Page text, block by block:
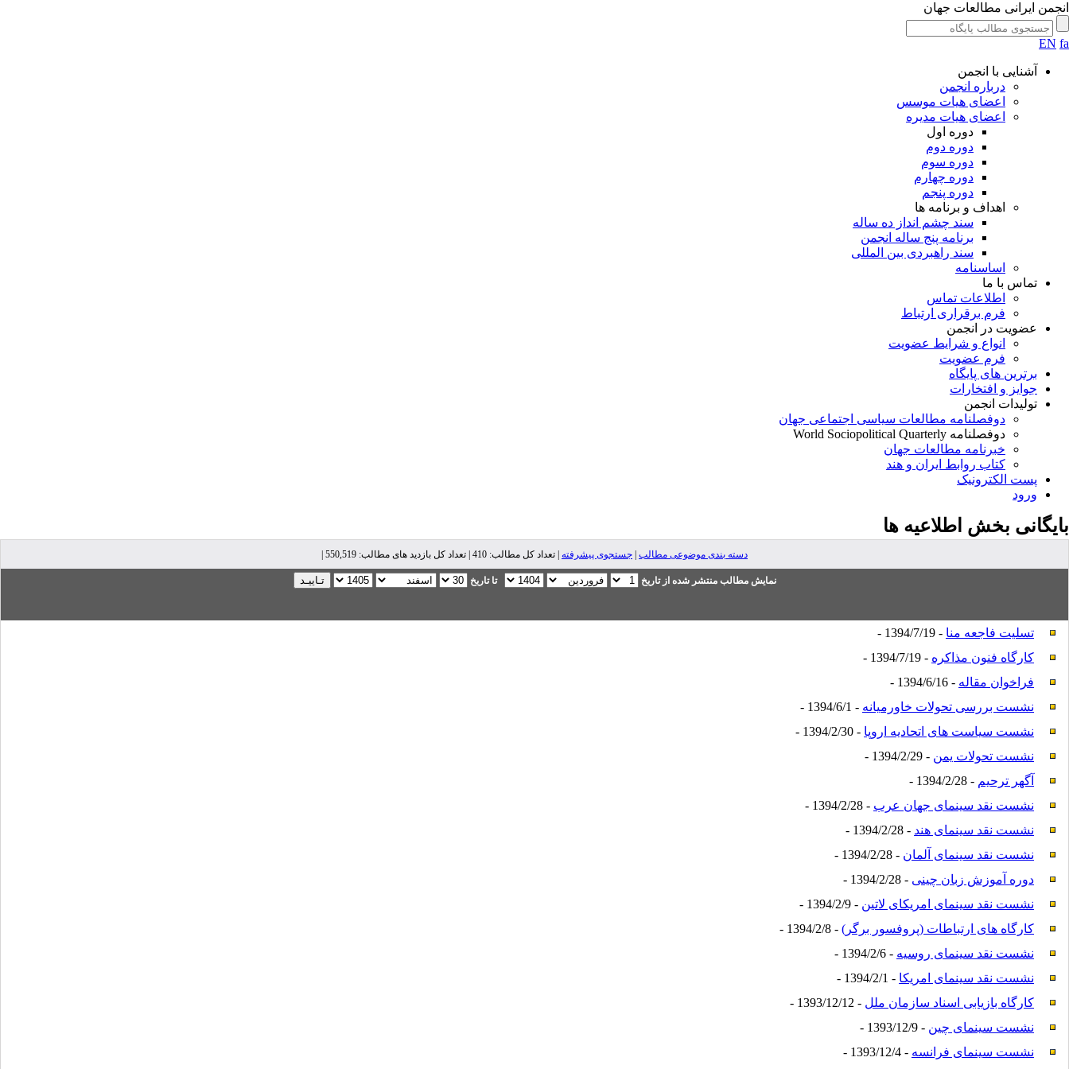
انجمن ایرانی مطالعات جهان
EN fa
آشنایی با انجمن
درباره انجمن
اعضای هیات موسس
اعضای هیات مدیره
دوره اول
دوره دوم
دوره سوم
دوره چهارم
دوره پنجم
اهداف و برنامه ها
سند چشم انداز ده ساله
برنامه پنج ساله انجمن
سند راهبردی بین المللی
اساسنامه
تماس با ما
اطلاعات تماس
فرم برقراری ارتباط
عضویت در انجمن
انواع و شرایط عضویت
فرم عضویت
برترین های پایگاه
جوایز و افتخارات
تولیدات انجمن
دوفصلنامه مطالعات سیاسی اجتماعی جهان
دوفصلنامه World Sociopolitical Quarterly
خبرنامه مطالعات جهان
کتاب روابط ایران و هند
پست الکترونیک
ورود
بایگانی بخش اطلاعیه ها
دسته بندی موضوعی مطالب جستجوی پیشرفته | تعداد کل مطالب: 410 | تعداد کل بازدید های مطالب: 550,519 |
نمایش مطالب منتشر شده از تاریخ تا تاریخ
تسلیت فاجعه منا - 1394/7/19 -
کارگاه فنون مذاکره - 1394/7/19 -
فراخوان مقاله - 1394/6/16 -
نشست بررسی تحولات خاورمیانه - 1394/6/1 -
نشست سیاست های اتحادیه اروپا - 1394/2/30 -
نشست تحولات یمن - 1394/2/29 -
آگهر ترحیم - 1394/2/28 -
نشست نقد سینمای جهان عرب - 1394/2/28 -
نشست نقد سینمای هند - 1394/2/28 -
نشست نقد سینمای آلمان - 1394/2/28 -
دوره آموزش زبان چینی - 1394/2/28 -
نشست نقد سینمای امریکای لاتین - 1394/2/9 -
کارگاه های ارتباطات (پروفسور برگر) - 1394/2/8 -
نشست نقد سینمای روسیه - 1394/2/6 -
نشست نقد سینمای امریکا - 1394/2/1 -
کارگاه بازیابی اسناد سازمان ملل - 1393/12/12 -
نشست سینمای چین - 1393/12/9 -
نشست سینمای فرانسه - 1393/12/4 -